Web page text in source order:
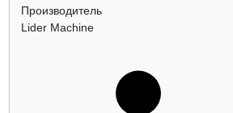
Производитель
Lider Machine